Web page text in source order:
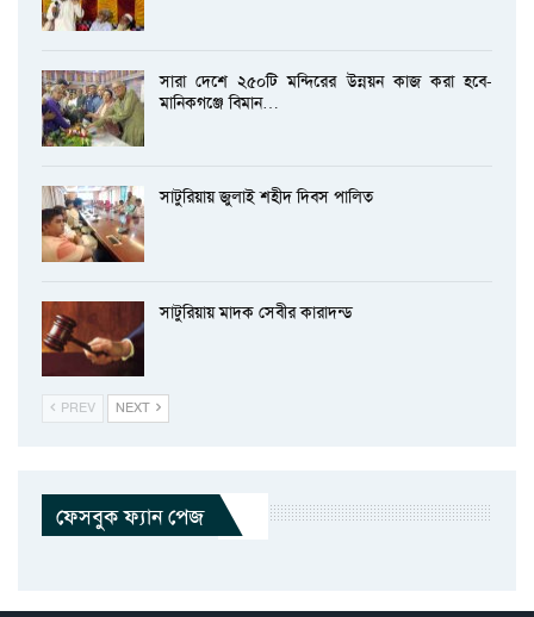
সারা দেশে ২৫০টি মন্দিরের উন্নয়ন কাজ করা হবে-
মানিকগঞ্জে বিমান…
সাটুরিয়ায় জুলাই শহীদ দিবস পালিত
সাটুরিয়ায় মাদক সেবীর কারাদন্ড
PREV NEXT
ফেসবুক ফ্যান পেজ